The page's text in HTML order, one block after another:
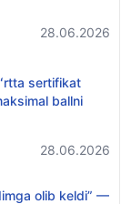
28.06.2026
sertifikat
ballni
28.06.2026
olib keldi” —